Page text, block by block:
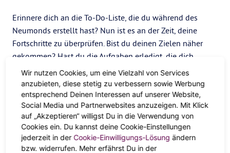
Erinnere dich an die To-Do-Liste, die du während des
Neumonds erstellt hast? Nun ist es an der Zeit, deine
Fortschritte zu überprüfen. Bist du deinen Zielen näher
gekommen? Hast du die Aufgaben erledigt, die dich
deinen Zielen näher bringen. Mache eine
Fortschrittskontrolle, bevor das Universum es für dich tut.
Es ist viel proaktiver und macht mehr Spaß, wenn das
Universum uns nicht in den Hintern tritt. Und mach dir
keine Sorgen, wenn einige Dinge nicht mehr relevant sind,
streiche sie einfach durch oder ändere sie. Wenn der
nächste Neumond kommt, kannst du deine Ergänzung
Wir nutzen Cookies, um eine Vielzahl von Services
anzubieten, diese stetig zu verbessern sowie Werbung
entsprechend Deinen Interessen auf unserer Website,
Social Media und Partnerwebsites anzuzeigen. Mit Klick
auf „Akzeptieren“ willigst Du in die Verwendung von
Cookies ein. Du kannst deine Cookie-Einstellungen
jederzeit in der Cookie-Einwilligungs-Lösung ändern
bzw. widerrufen. Mehr erfährst Du in der